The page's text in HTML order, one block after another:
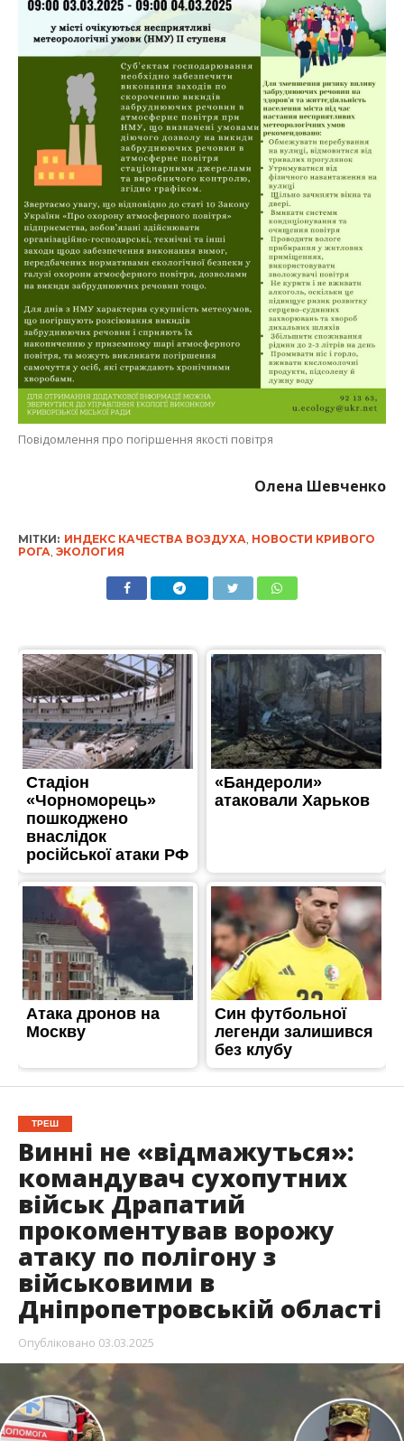
Повідомлення про погіршення якості повітря
Олена Шевченко
МІТКИ: ИНДЕКС КАЧЕСТВА ВОЗДУХА, НОВОСТИ КРИВОГО
РОГА, ЭКОЛОГИЯ
ТРЕШ
Винні не «відмажуться»:
командувач сухопутних
військ Драпатий
прокоментував ворожу
атаку по полігону з
військовими в
Дніпропетровській області
Опубліковано 03.03.2025